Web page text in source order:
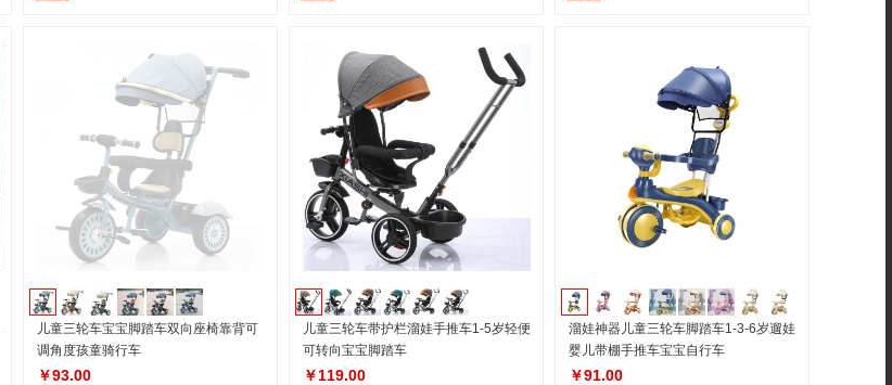
儿童三轮车宝宝脚踏车双向座椅靠背可
调角度孩童骑行车
￥93.00
儿童三轮车带护栏溜娃手推车1-5岁轻便
可转向宝宝脚踏车
￥119.00
溜娃神器儿童三轮车脚踏车1-3-6岁遛娃
婴儿带棚手推车宝宝自行车
￥91.00